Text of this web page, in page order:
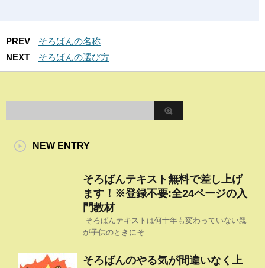
PREV
そろばんの名称
NEXT
そろばんの選び方
NEW ENTRY
そろばんテキスト無料で差し上げ
ます！※登録不要:全24ページの入
門教材
そろばんテキストは何十年も変わっていない親
が子供のときにそ
そろばんのやる気が間違いなく上